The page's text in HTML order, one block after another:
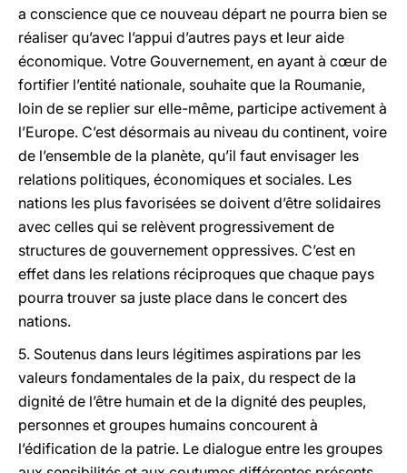
a conscience que ce nouveau départ ne pourra bien se
réaliser qu’avec l’appui d’autres pays et leur aide
économique. Votre Gouvernement, en ayant à cœur de
fortifier l’entité nationale, souhaite que la Roumanie,
loin de se replier sur elle-même, participe activement à
l’Europe. C’est désormais au niveau du continent, voire
de l’ensemble de la planète, qu’il faut envisager les
relations politiques, économiques et sociales. Les
nations les plus favorisées se doivent d’être solidaires
avec celles qui se relèvent progressivement de
structures de gouvernement oppressives. C’est en
effet dans les relations réciproques que chaque pays
pourra trouver sa juste place dans le concert des
nations.
5. Soutenus dans leurs légitimes aspirations par les
valeurs fondamentales de la paix, du respect de la
dignité de l’être humain et de la dignité des peuples,
personnes et groupes humains concourent à
l’édification de la patrie. Le dialogue entre les groupes